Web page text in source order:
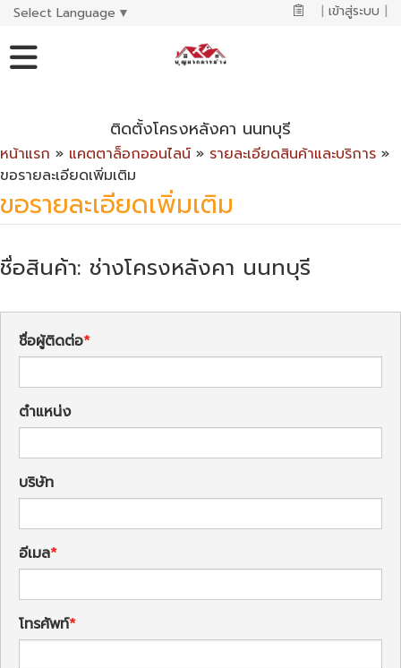
Select Language ▼ | เข้าสู่ระบบ |
ติดตั้งโครงหลังคา นนทบุรี
หน้าแรก » แคตตาล็อกออนไลน์ » รายละเอียดสินค้าและบริการ »
ขอรายละเอียดเพิ่มเติม
ขอรายละเอียดเพิ่มเติม
ชื่อสินค้า: ช่างโครงหลังคา นนทบุรี
ชื่อผู้ติดต่อ
ตำแหน่ง
บริษัท
อีเมล
โทรศัพท์